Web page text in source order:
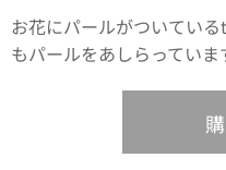
お花にパールがついてい
もパールをあしらっていま